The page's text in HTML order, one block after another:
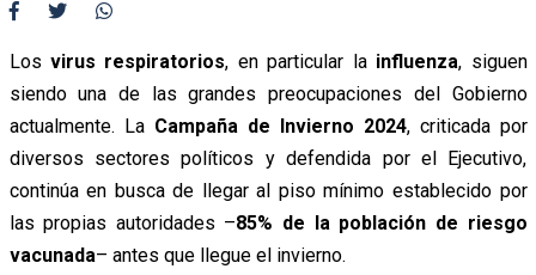
Los virus respiratorios, en particular la influenza, siguen
siendo una de las grandes preocupaciones del Gobierno
actualmente. LaCampaña de Invierno 2024, criticada por
diversos sectores políticos y defendida por el Ejecutivo,
continúa en busca de llegar al piso mínimo establecido por
las propias autoridades –85% de la población de riesgo
vacunada– antes que llegue el invierno.